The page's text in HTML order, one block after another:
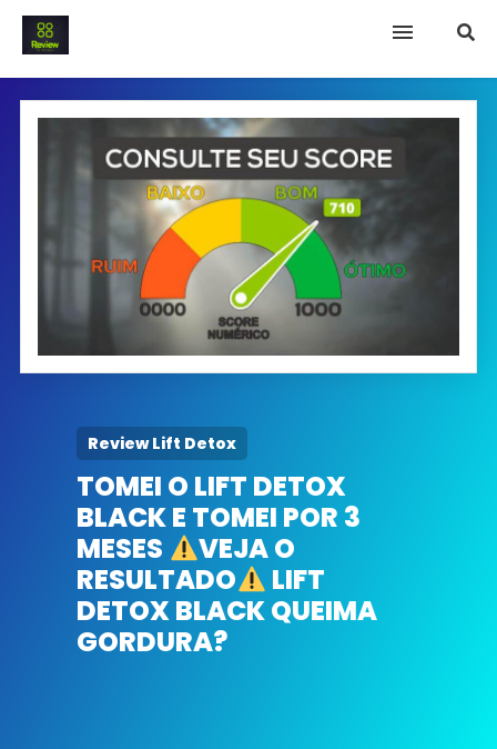
INICIO
Termo e Condições
Política Privacidade
SOBRE NÓS
Review Lift Detox
TOMEI O LIFT DETOX
BLACK E TOMEI POR 3
MESES
VEJA O
RESULTADO
LIFT
DETOX BLACK QUEIMA
GORDURA?